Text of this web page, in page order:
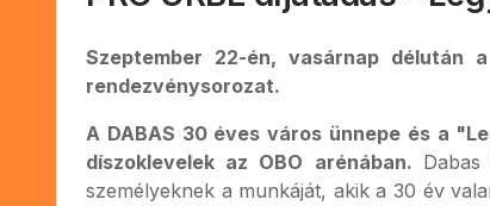
Szeptember 22-én, vasárnap délután
rendezvénysorozat.
A DABAS 30 éves város ünnepe és a
díszoklevelek az OBO arénában.
személyeknek a munkáját, akik a 30 év